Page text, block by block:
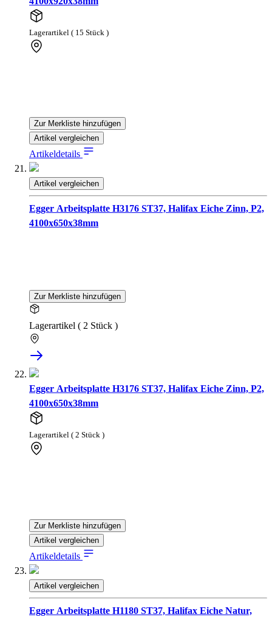
Lagerartikel ( 15 Stück )
Zur Merkliste hinzufügen
Artikel vergleichen
Artikeldetails
Artikel vergleichen
Egger Arbeitsplatte H3176 ST37, Halifax Eiche Zinn, P2,
4100x650x38mm
Zur Merkliste hinzufügen
Lagerartikel ( 2 Stück )
Egger Arbeitsplatte H3176 ST37, Halifax Eiche Zinn, P2,
4100x650x38mm
Lagerartikel ( 2 Stück )
Zur Merkliste hinzufügen
Artikel vergleichen
Artikeldetails
Artikel vergleichen
Egger Arbeitsplatte H1180 ST37, Halifax Eiche Natur,